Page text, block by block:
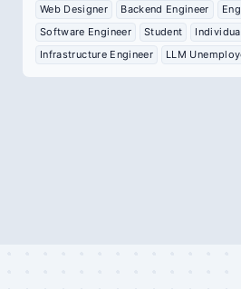
Web Designer
Backend Engineer
Software Engineer
Student
Infrastructure Engineer
LLM